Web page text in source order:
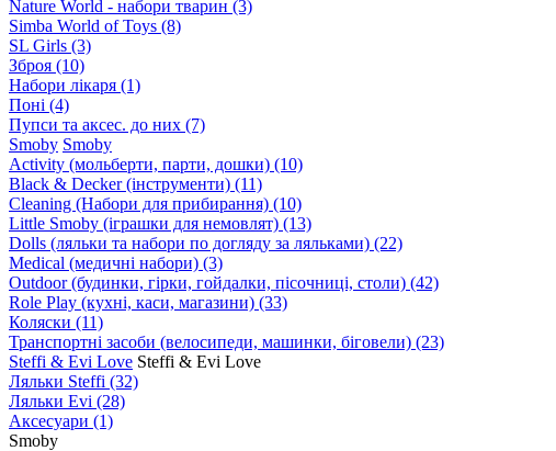
Nature World - набори тварин (3)
Simba World of Toys (8)
SL Girls (3)
Зброя (10)
Набори лікаря (1)
Поні (4)
Пупси та аксес. до них (7)
Smoby Smoby
Аctivity (мольберти, парти, дошки) (10)
Black & Decker (інструменти) (11)
Cleaning (Набори для прибирання) (10)
Little Smoby (іграшки для немовлят) (13)
Dolls (ляльки та набори по догляду за ляльками) (22)
Medical (медичні набори) (3)
Outdoor (будинки, гірки, гойдалки, пісочниці, столи) (42)
Role Play (кухні, каси, магазини) (33)
Коляски (11)
Транспортні засоби (велосипеди, машинки, біговели) (23)
Steffi & Evi Love Steffi & Evi Love
Ляльки Steffi (32)
Ляльки Evi (28)
Аксесуари (1)
Smoby